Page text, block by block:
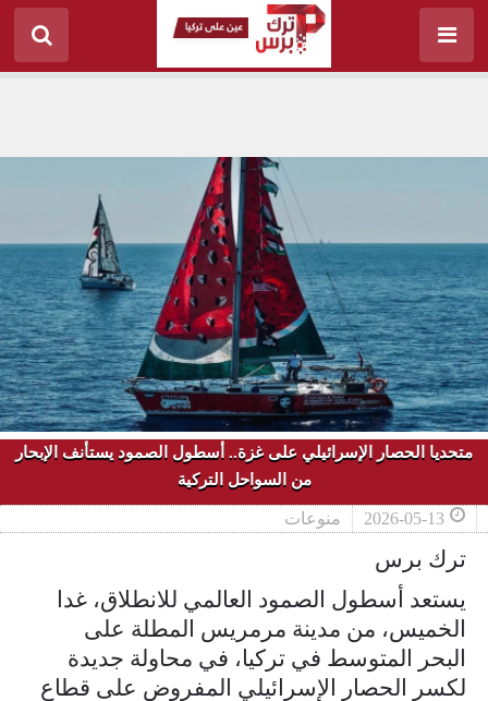
متحديا الحصار الإسرائيلي على غزة.. أسطول الصمود يستأنف الإبحار
من السواحل التركية
2026-05-13 منوعات
ترك برس
يستعد أسطول الصمود العالمي للانطلاق، غدا
الخميس، من مدينة مرمريس المطلة على
البحر المتوسط في تركيا، في محاولة جديدة
لكسر الحصار الإسرائيلي المفروض على قطاع